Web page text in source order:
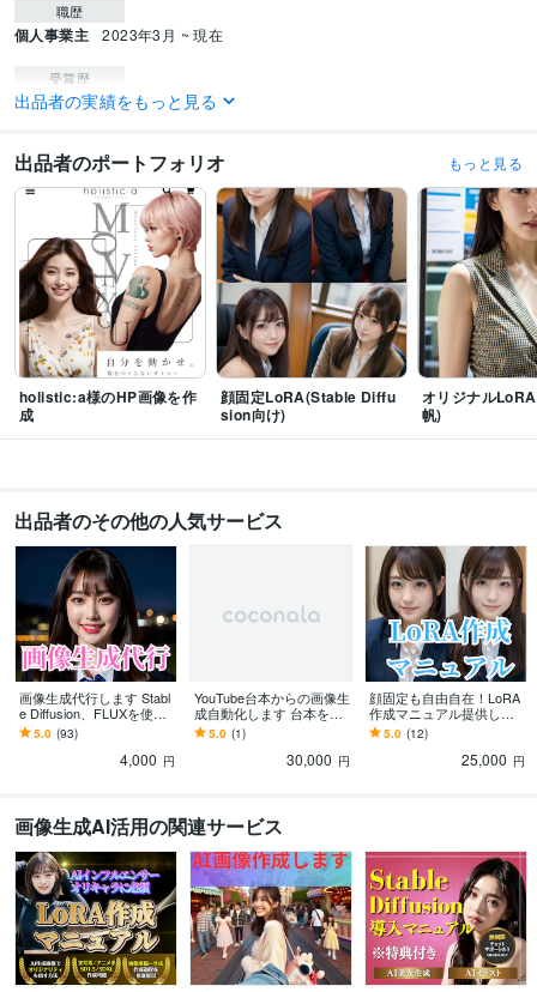
職歴
個人事業主 2023年3月 ~ 現在
受賞歴
大手AIベンチャー様より、AI生成サービスの採用
TOEIC 取得年 : 2018年
実用英語技能検定2級 取得年 : 2014年
プログラミング言語・フレームワーク
CSS:1年HTML:1年 JavaScript:1年
ビジネス・クリエイティブツール
Stable Diffusion:2年 ChatGPT:2年Adobe Firefly:2年Adobe Photoshop:1年
Perplexity AI:1年
その他ツール
Stable DiffusionのLoRA作成:1年
IT相談・システム開発 StableDiffusion用LoRA
AI 画像生成 LoRA stable diffusion 生成AI 似顔絵
学歴
南山大学 2016年3月 ~ 2020年2月
語学力
英語 日常会話レベル
出品者の実績をもっと見る
出品者のポートフォリオ もっと見る
holistic:a様のHP画像を作
成
顔固定LoRA(Stable Diffu
sion向け)
オリジナル
帆)
出品者のその他の人気サービス
画像生成代行します Stabl
e Diffusion、FLUXを使用
した画像生成
5.0 (93)
4,000 円
YouTube台本からの画像生
成自動化します 台本を投
げるだけのワークフロー
作成
5.0 (1)
30,000 円
顔固定も自由自在！LoRA
作成マニュアル提供しま
す 画像生成AIのStable Diff
usion用LoRA
5.0 (12)
25,000 円
画像生成AI活用の関連サービス